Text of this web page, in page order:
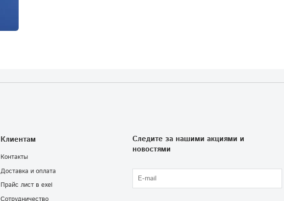
Клиентам
Контакты
Доставка и оплата
Прайс лист в exel
Сотрудничество
Следите за нашими акциями и
новостями